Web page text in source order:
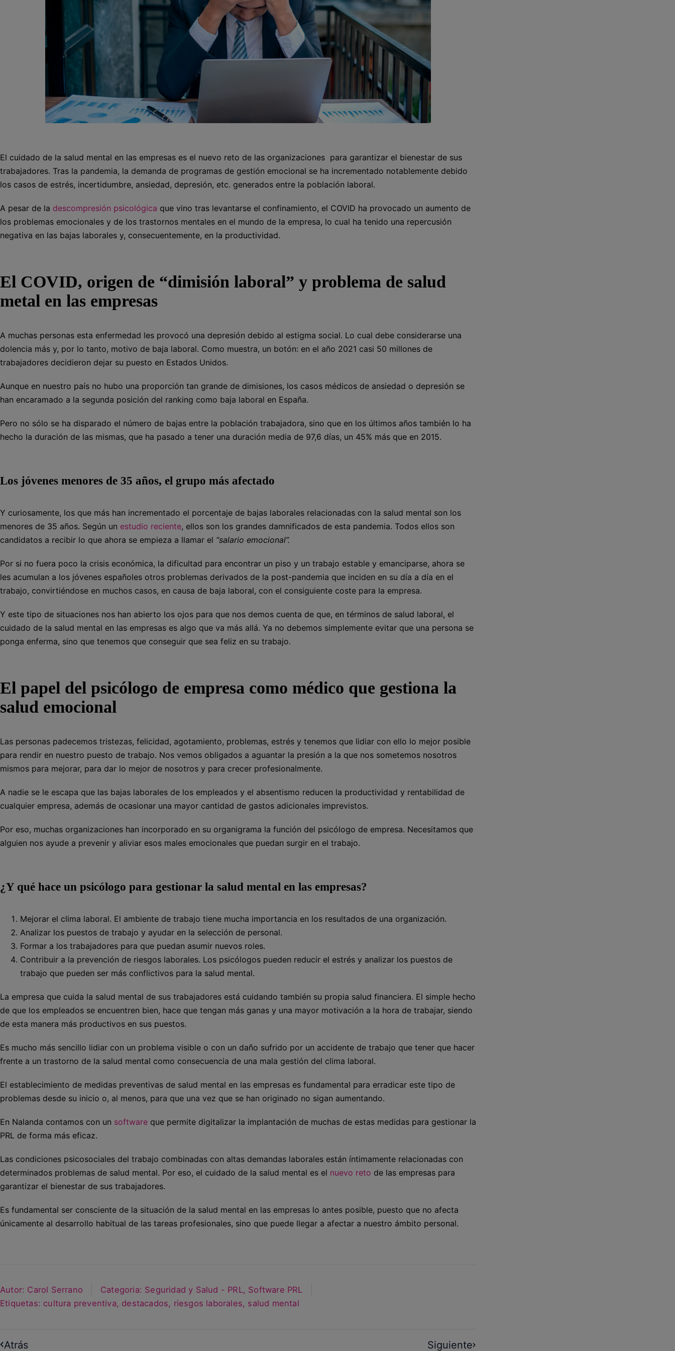
El cuidado de la salud mental en las empresas es el nuevo reto de las organizaciones para garantizar el bienestar de sus
trabajadores. Tras la pandemia, la demanda de programas de gestión emocional se ha incrementado notablemente debido
los casos de estrés, incertidumbre, ansiedad, depresión, etc. generados entre la población laboral.
A pesar de la descompresión psicológica que vino tras levantarse el confinamiento, el COVID ha provocado un aumento de
los problemas emocionales y de los trastornos mentales en el mundo de la empresa, lo cual ha tenido una repercusión
negativa en las bajas laborales y, consecuentemente, en la productividad.
El COVID, origen de “dimisión laboral” y problema de salud
metal en las empresas
A muchas personas esta enfermedad les provocó una depresión debido al estigma social. Lo cual debe considerarse una
dolencia más y, por lo tanto, motivo de baja laboral. Como muestra, un botón: en el año 2021 casi 50 millones de
trabajadores decidieron dejar su puesto en Estados Unidos.
Aunque en nuestro país no hubo una proporción tan grande de dimisiones, los casos médicos de ansiedad o depresión se
han encaramado a la segunda posición del ranking como baja laboral en España.
Pero no sólo se ha disparado el número de bajas entre la población trabajadora, sino que en los últimos años también lo ha
hecho la duración de las mismas, que ha pasado a tener una duración media de 97,6 días, un 45% más que en 2015.
Los jóvenes menores de 35 años, el grupo más afectado
Y curiosamente, los que más han incrementado el porcentaje de bajas laborales relacionadas con la salud mental son los
menores de 35 años. Según un estudio reciente, ellos son los grandes damnificados de esta pandemia. Todos ellos son
candidatos a recibir lo que ahora se empieza a llamar el “salario emocional”.
Por si no fuera poco la crisis económica, la dificultad para encontrar un piso y un trabajo estable y emanciparse, ahora se
les acumulan a los jóvenes españoles otros problemas derivados de la post-pandemia que inciden en su día a día en el
trabajo, convirtiéndose en muchos casos, en causa de baja laboral, con el consiguiente coste para la empresa.
Y este tipo de situaciones nos han abierto los ojos para que nos demos cuenta de que, en términos de salud laboral, el
cuidado de la salud mental en las empresas es algo que va más allá. Ya no debemos simplemente evitar que una persona se
ponga enferma, sino que tenemos que conseguir que sea feliz en su trabajo.
El papel del psicólogo de empresa como médico que gestiona la
salud emocional
Las personas padecemos tristezas, felicidad, agotamiento, problemas, estrés y tenemos que lidiar con ello lo mejor posible
para rendir en nuestro puesto de trabajo. Nos vemos obligados a aguantar la presión a la que nos sometemos nosotros
mismos para mejorar, para dar lo mejor de nosotros y para crecer profesionalmente.
A nadie se le escapa que las bajas laborales de los empleados y el absentismo reducen la productividad y rentabilidad de
cualquier empresa, además de ocasionar una mayor cantidad de gastos adicionales imprevistos.
Por eso, muchas organizaciones han incorporado en su organigrama la función del psicólogo de empresa. Necesitamos que
alguien nos ayude a prevenir y aliviar esos males emocionales que puedan surgir en el trabajo.
¿Y qué hace un psicólogo para gestionar la salud mental en las empresas?
Mejorar el clima laboral. El ambiente de trabajo tiene mucha importancia en los resultados de una organización.
Analizar los puestos de trabajo y ayudar en la selección de personal.
Formar a los trabajadores para que puedan asumir nuevos roles.
Contribuir a la prevención de riesgos laborales. Los psicólogos pueden reducir el estrés y analizar los puestos de
trabajo que pueden ser más conflictivos para la salud mental.
La empresa que cuida la salud mental de sus trabajadores está cuidando también su propia salud financiera. El simple hecho
de que los empleados se encuentren bien, hace que tengan más ganas y una mayor motivación a la hora de trabajar, siendo
de esta manera más productivos en sus puestos.
Es mucho más sencillo lidiar con un problema visible o con un daño sufrido por un accidente de trabajo que tener que hacer
frente a un trastorno de la salud mental como consecuencia de una mala gestión del clima laboral.
El establecimiento de medidas preventivas de salud mental en las empresas es fundamental para erradicar este tipo de
problemas desde su inicio o, al menos, para que una vez que se han originado no sigan aumentando.
En Nalanda contamos con un software que permite digitalizar la implantación de muchas de estas medidas para gestionar la
PRL de forma más eficaz.
Las condiciones psicosociales del trabajo combinadas con altas demandas laborales están íntimamente relacionadas con
determinados problemas de salud mental. Por eso, el cuidado de la salud mental es el nuevo reto de las empresas para
garantizar el bienestar de sus trabajadores.
Es fundamental ser consciente de la situación de la salud mental en las empresas lo antes posible, puesto que no afecta
únicamente al desarrollo habitual de las tareas profesionales, sino que puede llegar a afectar a nuestro ámbito personal.
Autor: Carol Serrano Categoria: Seguridad y Salud - PRL, Software PRL
Etiquetas: cultura preventiva, destacados, riesgos laborales, salud mental
Atrás Siguiente